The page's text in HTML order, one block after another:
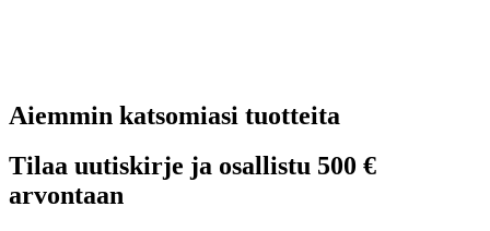
Aiemmin katsomiasi tuotteita
Tilaa uutiskirje ja osallistu 500 €
arvontaan